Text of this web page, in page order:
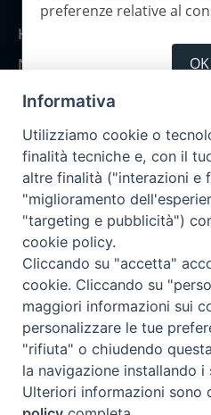
Home
Notizie
Rubriche
Chi siamo
Come abbonarsi
Contatti
preferenze relative al
OK
Informativa
Utilizziamo cookie o
finalità tecniche e, con il
altre finalità ("interazioni e
"miglioramento
"targeting e pubblicità")
cookie policy.
Cliccando su "accetta"
cookie. Cliccando su
maggiori informazioni sui
personalizzare le tue
"rifiuta" o chiudendo
la navigazione installando
Ulteriori informazioni sono